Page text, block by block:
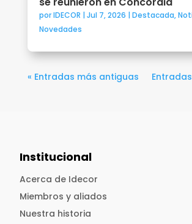
porIDECOR | Jul 7, 2026 | Destacada,
Novedades
« Entradas más antiguas
Institucional
Acerca de Idecor
Miembros y aliados
Nuestra historia